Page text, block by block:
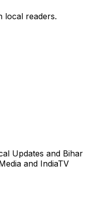
local readers.
Updates and Bihar
and IndiaTV